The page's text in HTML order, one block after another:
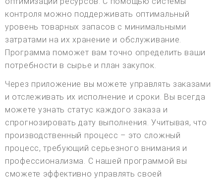
контроля можно поддерживать оптимальный
уровень товарных запасов с минимальными
затратами на их хранение и обслуживание.
Программа поможет вам точно определить ваши
потребности в сырье и план закупок.
Через приложение вы можете управлять заказами
и отслеживать их исполнение и сроки. Вы всегда
можете узнать статус каждого заказа и
спрогнозировать дату выполнения. Учитывая, что
производственный процесс – это сложный
процесс, требующий серьезного внимания и
профессионализма. С нашей программой вы
сможете эффективно управлять своей